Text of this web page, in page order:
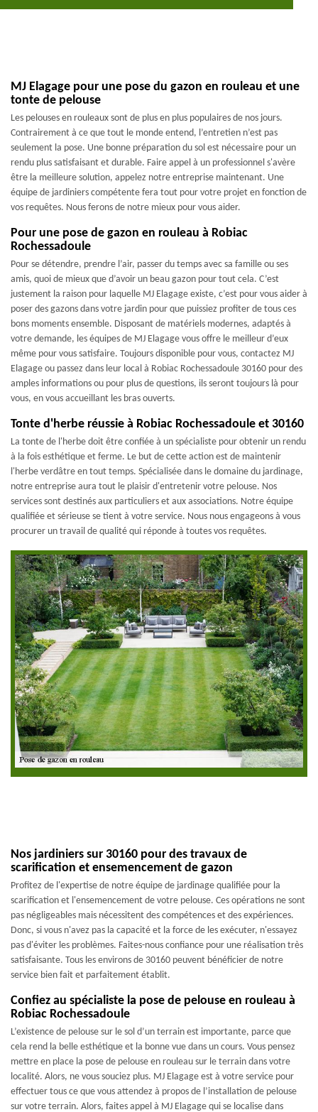
MJ Elagage pour une pose du gazon en rouleau et une
tonte de pelouse
Les pelouses en rouleaux sont de plus en plus populaires de nos jours.
Contrairement à ce que tout le monde entend, l’entretien n’est pas
seulement la pose. Une bonne préparation du sol est nécessaire pour un
rendu plus satisfaisant et durable. Faire appel à un professionnel s'avère
être la meilleure solution, appelez notre entreprise maintenant. Une
équipe de jardiniers compétente fera tout pour votre projet en fonction de
vos requêtes. Nous ferons de notre mieux pour vous aider.
Pour une pose de gazon en rouleau à Robiac
Rochessadoule
Pour se détendre, prendre l’air, passer du temps avec sa famille ou ses
amis, quoi de mieux que d’avoir un beau gazon pour tout cela. C’est
justement la raison pour laquelle MJ Elagage existe, c’est pour vous aider à
poser des gazons dans votre jardin pour que puissiez profiter de tous ces
bons moments ensemble. Disposant de matériels modernes, adaptés à
votre demande, les équipes de MJ Elagage vous offre le meilleur d’eux
même pour vous satisfaire. Toujours disponible pour vous, contactez MJ
Elagage ou passez dans leur local à Robiac Rochessadoule 30160 pour des
amples informations ou pour plus de questions, ils seront toujours là pour
vous, en vous accueillant les bras ouverts.
Tonte d'herbe réussie à Robiac Rochessadoule et 30160
La tonte de l'herbe doit être confiée à un spécialiste pour obtenir un rendu
à la fois esthétique et ferme. Le but de cette action est de maintenir
l'herbe verdâtre en tout temps. Spécialisée dans le domaine du jardinage,
notre entreprise aura tout le plaisir d'entretenir votre pelouse. Nos
services sont destinés aux particuliers et aux associations. Notre équipe
qualifiée et sérieuse se tient à votre service. Nous nous engageons à vous
procurer un travail de qualité qui réponde à toutes vos requêtes.
Nos jardiniers sur 30160 pour des travaux de
scarification et ensemencement de gazon
Profitez de l'expertise de notre équipe de jardinage qualifiée pour la
scarification et l'ensemencement de votre pelouse. Ces opérations ne sont
pas négligeables mais nécessitent des compétences et des expériences.
Donc, si vous n'avez pas la capacité et la force de les exécuter, n'essayez
pas d'éviter les problèmes. Faites-nous confiance pour une réalisation très
satisfaisante. Tous les environs de 30160 peuvent bénéficier de notre
service bien fait et parfaitement établit.
Confiez au spécialiste la pose de pelouse en rouleau à
Robiac Rochessadoule
L’existence de pelouse sur le sol d’un terrain est importante, parce que
cela rend la belle esthétique et la bonne vue dans un cours. Vous pensez
mettre en place la pose de pelouse en rouleau sur le terrain dans votre
localité. Alors, ne vous souciez plus. MJ Elagage est à votre service pour
effectuer tous ce que vous attendez à propos de l’installation de pelouse
sur votre terrain. Alors, faites appel à MJ Elagage qui se localise dans